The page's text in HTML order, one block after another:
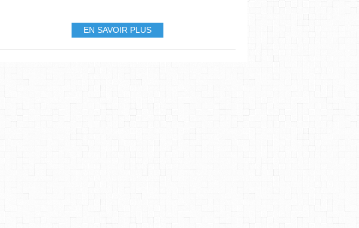
EN SAVOIR PLUS